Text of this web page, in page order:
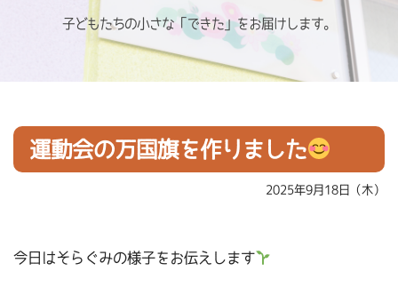
子どもたちの小さな「できた」をお届けします。
運動会の万国旗を作りました
2025年9月18日（木）
今日はそらぐみの様子をお伝えします